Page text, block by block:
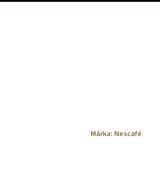
Márka: Nescafé